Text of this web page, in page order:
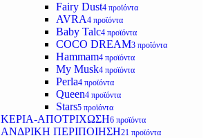
Fairy Dust4 προϊόντα
AVRA4 προϊόντα
Baby Talc4 προϊόντα
COCO DREAM3 προϊόντα
Hammam4 προϊόντα
My Musk4 προϊόντα
Perla4 προϊόντα
Queen4 προϊόντα
Stars5 προϊόντα
ΚΕΡΙΑ-ΑΠΟΤΡΙΧΩΣΗ6 προϊόντα
ΑΝΔΡΙΚΗ ΠΕΡΙΠΟΙΗΣΗ21 προϊόντα